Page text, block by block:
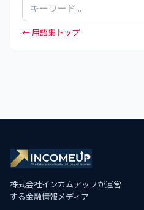
← 用語集トップ
株式会社インカムアップが運営
する金融情報メディア